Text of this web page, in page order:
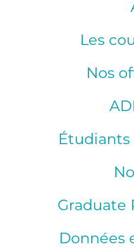
Les
Nos
Étudiants
Graduate
Données